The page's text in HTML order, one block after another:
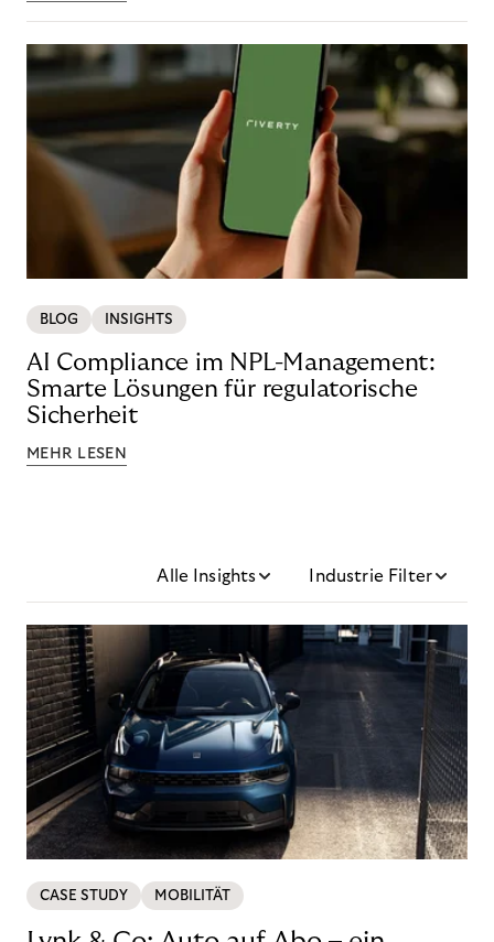
BLOG INSIGHTS
AI Compliance im NPL-Management:
Smarte Lösungen für regulatorische
Sicherheit
MEHR LESEN
Alle Insights Industrie Filter
CASE STUDY MOBILITÄT